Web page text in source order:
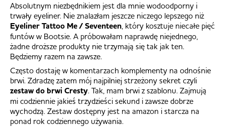
Absolutnym niezbędnikiem jest dla mnie wodoodporny i
trwały eyeliner. Nie znalazłam jeszcze niczego lepszego niż
Eyeliner Tattoo Me / Seventeen, który kosztuje niecałe pięć
funtów w Bootsie. A próbowałam naprawdę niejednego,
żadne droższe produkty nie trzymają się tak jak ten.
Będziemy razem na zawsze.
Często dostaję w komentarzach komplementy na odnośnie
brwi. Zdradzę zatem mój najpilniej strzeżony sekret czyli
zestaw do brwi Cresty. Tak, mam brwi z szablonu. Zajmują
mi codziennie jakieś trzydzieści sekund i zawsze dobrze
wychodzą. Zestaw dostępny jest na amazon i starcza na
ponad rok codziennego używania.